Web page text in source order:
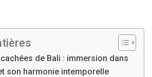
de Bali : immersion dans
son harmonie intemporelle